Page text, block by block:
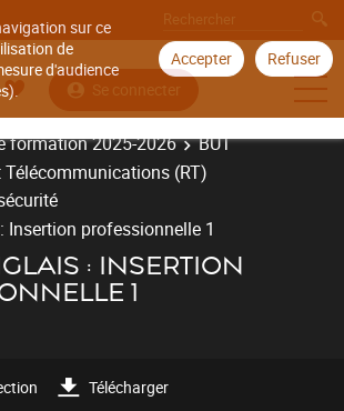
sur ce
de
d'audience
Accepter Refuser
Se connecter
formation 2025-2026
BUT
Télécommunications (RT)
Insertion professionnelle 1
: INSERTION
1
Télécharger